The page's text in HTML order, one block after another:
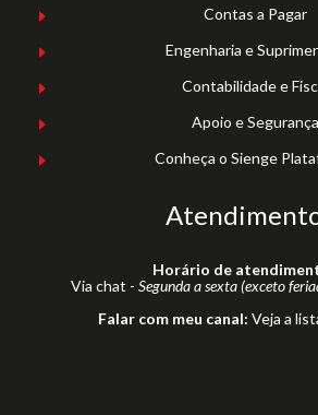
Contas a Pagar
Engenharia e
Contabilidade e
Apoio e Segurança
Conheça o Sienge
Horário de
Via chat - Segunda a sexta (exceto
Falar com meu canal: Veja a